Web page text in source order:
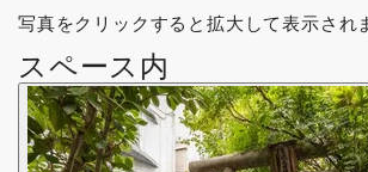
写真をクリックすると拡大して表示され
スペース内